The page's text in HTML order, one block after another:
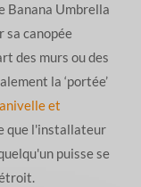
Banana Umbrella
sa canopée
des murs ou des
la ‘portée’
et
que l'installateur
puisse se